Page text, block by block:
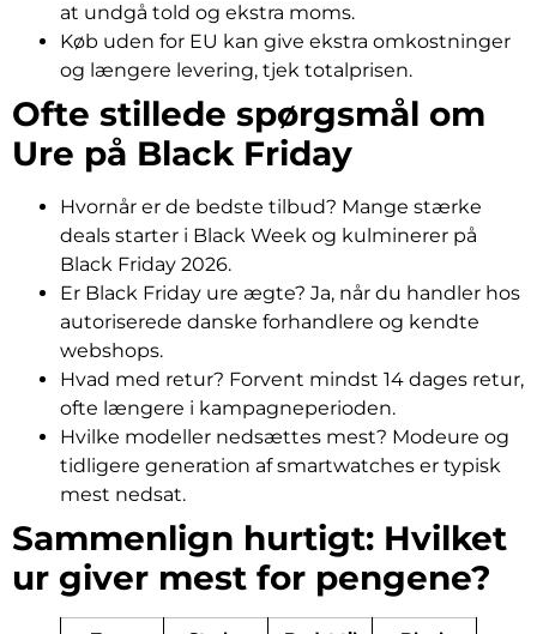
at undgå told og ekstra moms.
Køb uden for EU kan give ekstra omkostninger
og længere levering, tjek totalprisen.
Ofte stillede spørgsmål om
Ure på Black Friday
Hvornår er de bedste tilbud? Mange stærke
deals starter i Black Week og kulminerer på
Black Friday 2026.
Er Black Friday ure ægte? Ja, når du handler hos
autoriserede danske forhandlere og kendte
webshops.
Hvad med retur? Forvent mindst 14 dages retur,
ofte længere i kampagneperioden.
Hvilke modeller nedsættes mest? Modeure og
tidligere generation af smartwatches er typisk
mest nedsat.
Sammenlign hurtigt: Hvilket
ur giver mest for pengene?